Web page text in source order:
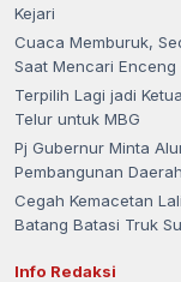
Kejari
Cuaca Memburuk,
Saat Mencari Enceng
Terpilih Lagi jadi
Telur untuk MBG
Pj Gubernur Minta
Pembangunan Daerah
Cegah Kemacetan
Batang Batasi Truk
Info Redaksi